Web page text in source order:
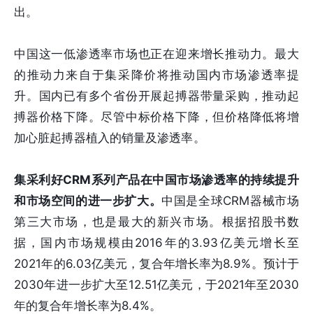
出。
中国这一低渗透率市场也正在迎来增长推动力。最大
的推动力来自于集采降价将推动国内市场渗透率提
升。国内已有多个省份开展起搏器带量采购，推动起
搏器价格下降。尽管中标价格下降，但价格降低将增
加⼼脏起搏器植入的销量及渗透率。
集采利好CRM系列产品在中国市场渗透率的持续提升
和市场空间的进一步扩大。 中国是全球CRM器械市场
第三大市场，也是最大的新兴市场。根据招股书数
据，国内市场规模由2016年的3.93亿美元增长至
2021年的6.03亿美元，复合年增长率为8.9%。预计于
2030年进一步扩大至12.51亿美元，于2021年至2030
年的复合年增长率为8.4%。